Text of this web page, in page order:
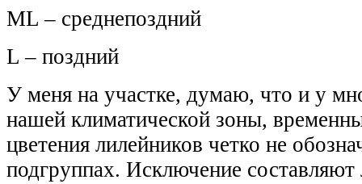
МL – среднепоздний
L – поздний
У меня на участке, думаю, что и у
нашей климатичеcкой зоны,
цветения лилейников четко не
подгруппах. Исключение